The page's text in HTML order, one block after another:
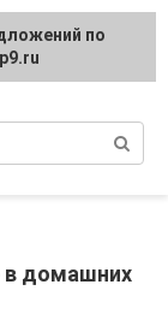
в домашних
по